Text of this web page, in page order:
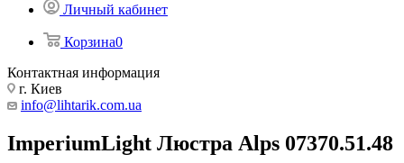
Личный кабинет
Корзина0
Контактная информация
г. Киев
info@lihtarik.com.ua
ImperiumLight Люстра Alps 07370.51.48